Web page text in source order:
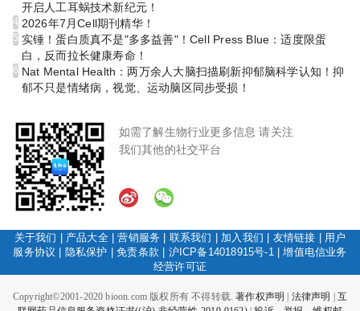
开启人工耳蜗技术新纪元！
4 2026年7月Cell期刊精华！
5 实锤！蛋白质真不是"多多益善"！Cell Press Blue：适度限蛋
白，反而拉长健康寿命！
6 Nat Mental Health：两万余人大脑扫描刷新抑郁脑科学认知！抑
郁不只是情绪病，视觉、运动脑区同步受损！
如需了解生物行业更多信息 请关注
我们其他的社交平台
关于我们 产品大全|营销服务 联系我们 加入我们 友情链接
用户
服务协议
隐私保护 |免责条款 沪ICP备14018915号-1|增值电信业务
经营许可证
Copyright©2001-2020 bioon.com 版权所有 不得转载.著作权声明 法律声明
互